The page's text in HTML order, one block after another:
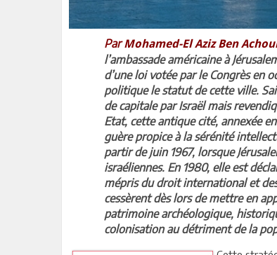
ParMohamed-El Aziz Ben
l’ambassade américaine à
d’une loi votée par le Congrès en
politique le statut de cette ville.
de capitale par Israël mais
Etat, cette antique cité, annexée
guère propice à la sérénité
partir de juin 1967, lorsque
israéliennes. En 1980, elle est
mépris du droit international et
cessèrent dès lors de mettre en
patrimoine archéologique,
colonisation au détriment de la